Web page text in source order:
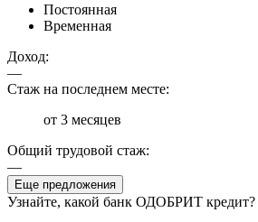
Постоянная
Временная
Доход:
—
Стаж на последнем месте:
от 3 месяцев
Общий трудовой стаж:
—
Еще предложения
Узнайте, какой банк ОДОБРИТ кредит?